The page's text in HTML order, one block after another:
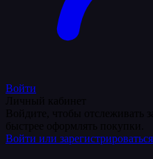
Войти
Войти или зарегистрироваться